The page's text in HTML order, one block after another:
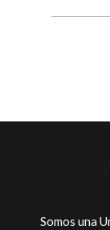
Somos una